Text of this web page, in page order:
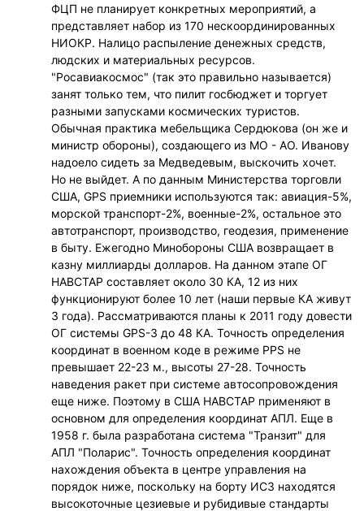
ФЦП не планирует конкретных мероприятий, а
представляет набор из 170 нескоординированных
НИОКР. Налицо распыление денежных средств,
людских и материальных ресурсов.
"Росавиакосмос" (так это правильно называется)
занят только тем, что пилит госбюджет и торгует
разными запусками космических туристов.
Обычная практика мебельщика Сердюкова (он же и
министр обороны), создающего из МО - АО. Иванову
надоело сидеть за Медведевым, выскочить хочет.
Но не выйдет. А по данным Министерства торговли
США, GPS приемники используются так: авиация-5%,
морской транспорт-2%, военные-2%, остальное это
автотранспорт, производство, геодезия, применение
в быту. Ежегодно Минобороны США возвращает в
казну миллиарды долларов. На данном этапе ОГ
НАВСТАР составляет около 30 КА, 12 из них
функционируют более 10 лет (наши первые КА живут
3 года). Рассматриваются планы к 2011 году довести
ОГ системы GPS-3 до 48 КА. Точность определения
координат в военном коде в режиме PPS не
превышает 22-23 м., высоты 27-28. Точность
наведения ракет при системе автосопровождения
еще ниже. Поэтому в США НАВСТАР применяют в
основном для определения координат АПЛ. Еще в
1958 г. была разработана система "Транзит" для
АПЛ "Поларис". Точность определения координат
нахождения объекта в центре управления на
порядок ниже, поскольку на борту ИСЗ находятся
высокоточные цезиевые и рубидивые стандарты